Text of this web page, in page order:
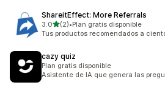
ShareitEffect: More Referrals
3.0de 5 estrellas
(2)
2 reseñas en total
•Plan gratis disponible
Tus productos recomendados a
cazy quiz
Plan gratis disponible
Asistente de IA que genera las